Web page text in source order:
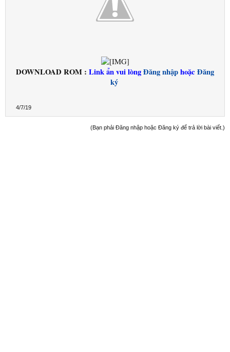
DOWNLOAD ROM : Link ẩn vui lòngĐăng nhậphoặc Đăng
ký
4/7/19
(Bạn phải Đăng nhập hoặc Đăng ký để trả lời bài viết.)